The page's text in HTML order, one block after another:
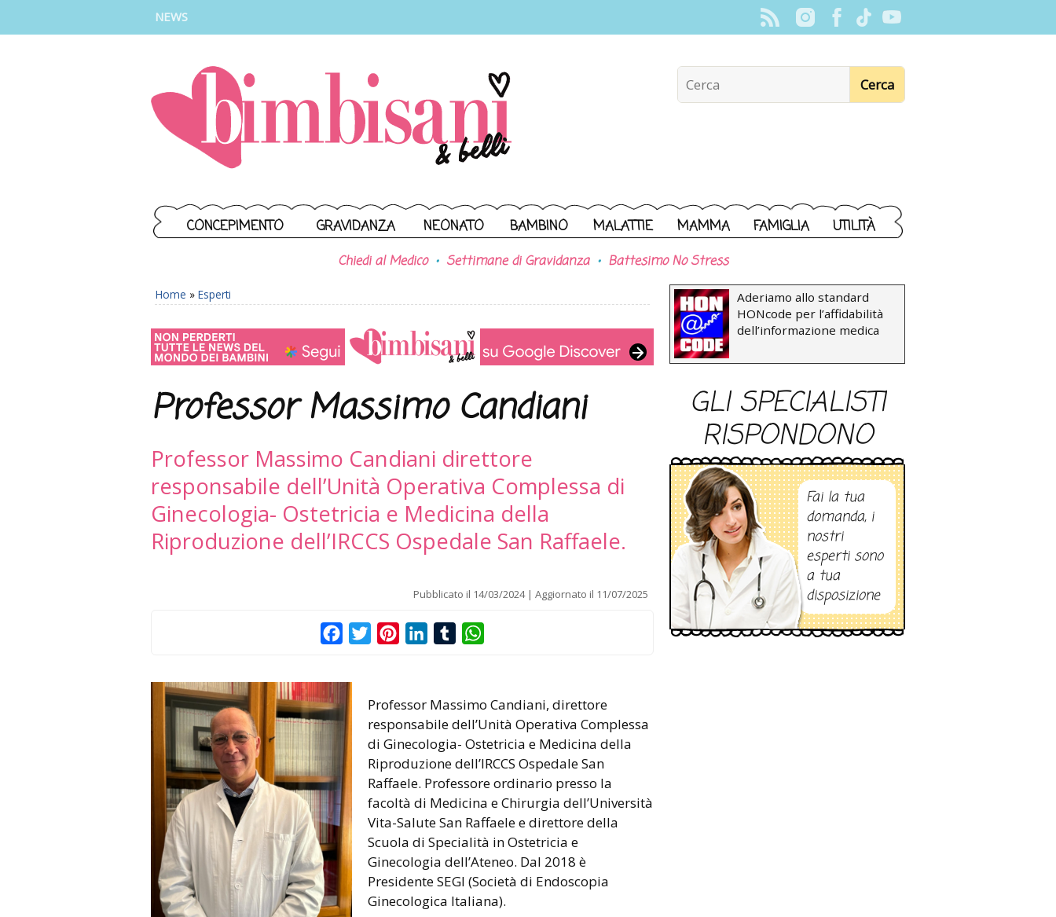
NEWS
CONCEPIMENTO GRAVIDANZA NEONATO BAMBINO MALATTIE MAMMA FAMIGLIA UTILITÀ
Chiedi al Medico Settimane di Gravidanza Battesimo No Stress
Home » Esperti
Professor Massimo Candiani
Professor Massimo Candiani direttore
responsabile dell’Unità Operativa Complessa di
Ginecologia- Ostetricia e Medicina della
Riproduzione dell’IRCCS Ospedale San Raffaele.
Pubblicato il 14/03/2024 Aggiornato il 11/07/2025
FacebookTwitterPinterestLinkedInTumblr
Professor Massimo Candiani, direttore
responsabile dell’Unità Operativa Complessa
di Ginecologia- Ostetricia e Medicina della
Riproduzione dell’IRCCS Ospedale San
Raffaele. Professore ordinario presso la
facoltà di Medicina e Chirurgia dell’Università
Vita-Salute San Raffaele e direttore della
Scuola di Specialità in Ostetricia e
Ginecologia dell’Ateneo. Dal 2018 è
Presidente SEGI (Società di Endoscopia
Ginecologica Italiana).
Aderiamo allo standard
HONcode per l’affidabilità
dell’informazione medica
GLI SPECIALISTI
RISPONDONO
Fai la tua
domanda, i
nostri
esperti sono
a tua
disposizione